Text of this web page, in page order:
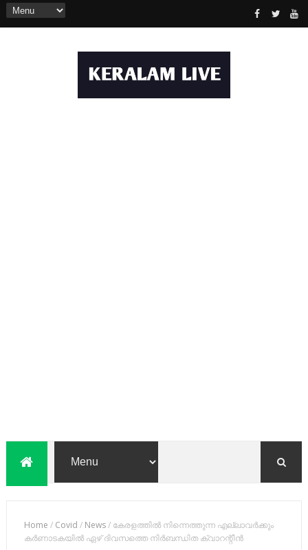
Home / Covid / News/ കേരളത്തില്‍ നിന്നെത്തുന്ന എല്ലാവര്‍ക്കും
കര്‍ണാടകയില്‍ ഏഴ് ദിവസത്തെ നിര്‍ബന്ധിത ക്വാറന്റീന്‍